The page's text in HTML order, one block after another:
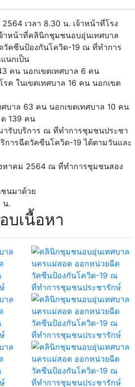
เวลา 8.30 น. เจ้าหน้าที่โรง
าหน้าที่คลินิกชุมชนอบอุ่นเทศบาล
คซีนป้องกันโควิด-19 ณ ที่ทำการ
นกเป็น
คน นอกเขตเทศบาล 6 คน
ค ในเขตเทศบาล 16 คน นอกเขต
บาล 63 คน นอกเขตเทศบาล 10 คน
139 คน
ารับบริการ ณ ที่ทำการชุมชนประชา
การฉีดวัคซีนโควิด-19 ได้ตามวันและ
หาคม 2564 ณ ที่ทำการชุมชนสอง
นมาด้วย
น.
บเนื้อหา